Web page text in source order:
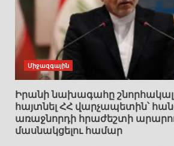
Միջազգային
Իրանի նախագահը
հայտնել ՀՀ վարչապետին՝
առաջնորդի հրաժեշտի
մասնակցելու համար